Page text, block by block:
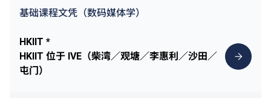
基础课程文凭（数码媒体学）
HKIIT *
HKIIT 位于 IVE（柴湾／观塘／李惠利／沙田／
屯门）